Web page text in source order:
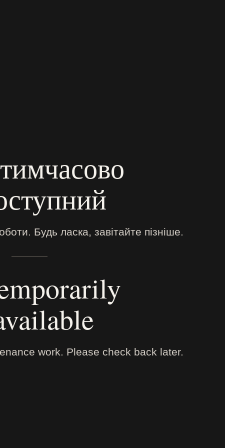
Будь ласка, завітайте пізніше.
work. Please check back later.